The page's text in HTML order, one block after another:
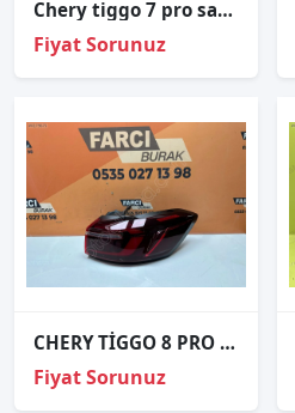
Chery tiggo 7 pro sağ far 2022-2024 605000200ab
Fiyat Sorunuz
CHERY TİGGO 8 PRO SAĞ DIŞ STOP SIFIR İTHAL 22-24 605000237AA
Fiyat Sorunuz